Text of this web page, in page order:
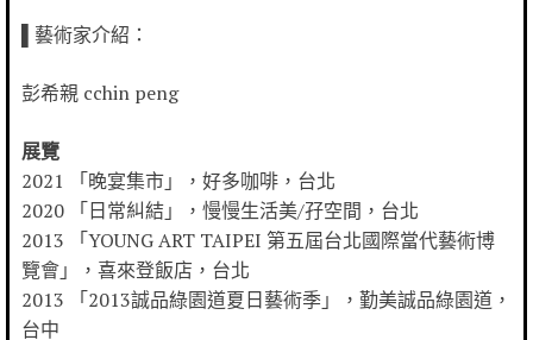
▌藝術家介紹 ：
彭希親 cchin peng
展覽
2021 「晚宴集市」，好多咖啡，台北
2020 「日常糾結」，慢慢生活美/孖空間，台北
2013 「YOUNG ART TAIPEI 第五屆台北國際當代藝術博
覽會」，喜來登飯店，台北
2013 「2013誠品綠園道夏日藝術季」，勤美誠品綠園道，
台中